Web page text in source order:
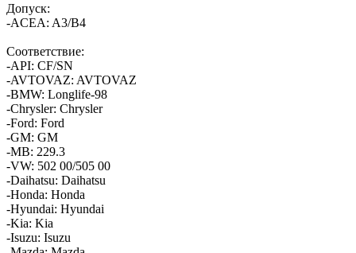
Допуск:
-ACEA: A3/B4
Соответствие:
-API: CF/SN
-AVTOVAZ: AVTOVAZ
-BMW: Longlife-98
-Chrysler: Chrysler
-Ford: Ford
-GM: GM
-MB: 229.3
-VW: 502 00/505 00
-Daihatsu: Daihatsu
-Honda: Honda
-Hyundai: Hyundai
-Kia: Kia
-Isuzu: Isuzu